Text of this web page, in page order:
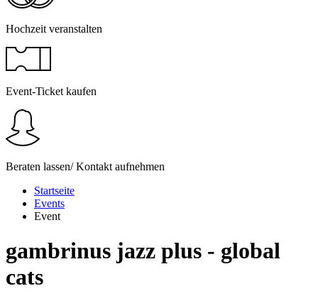
Hochzeit veranstalten
Event-Ticket kaufen
Beraten lassen/ Kontakt aufnehmen
Startseite
Events
Event
gambrinus jazz plus - global
cats